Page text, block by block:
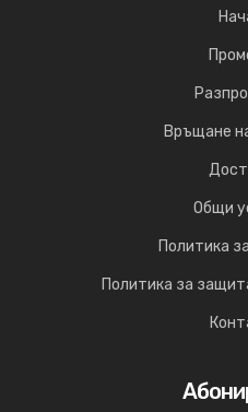
Връщане
Общи
Политика
Политика за